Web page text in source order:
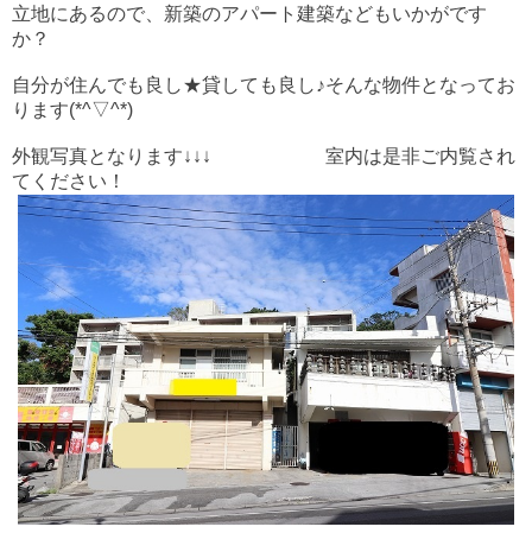
立地にあるので、新築のアパート建築などもいかがです
か？
自分が住んでも良し★貸しても良し♪そんな物件となってお
ります(*^▽^*)
外観写真となります↓↓↓ 室内は是非ご内覧され
てください！